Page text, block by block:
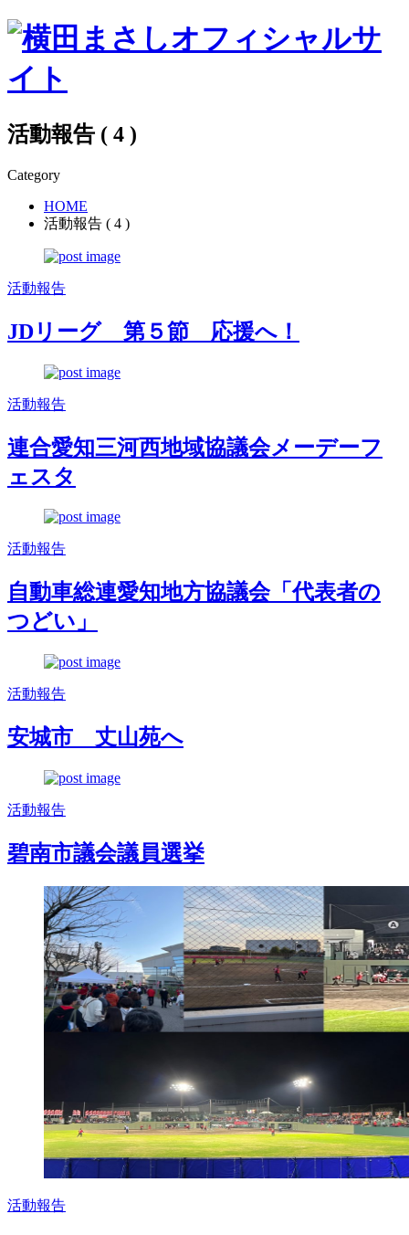
活動報告 ( 4 )
Category
HOME
活動報告 ( 4 )
活動報告
JDリーグ 第５節 応援へ！
活動報告
連合愛知三河西地域協議会メーデーフ
ェスタ
活動報告
自動車総連愛知地方協議会「代表者の
つどい」
活動報告
安城市 丈山苑へ
活動報告
碧南市議会議員選挙
活動報告